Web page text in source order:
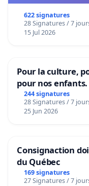
622 signatures
28 Signatures / 7
15 Jul 2026
Pour la culture,
pour nos enfants.
244 signatures
28 Signatures / 7
25 Jun 2026
Consignaction
du Québec
169 signatures
27 Signatures / 7